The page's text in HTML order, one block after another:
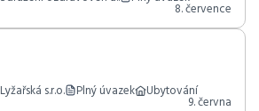
8. července
Lyžařská s.r.o. Plný úvazek Ubytování
9. června